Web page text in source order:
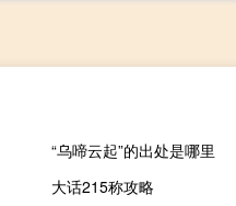
“乌啼云起”的出处是哪里
大话215称攻略